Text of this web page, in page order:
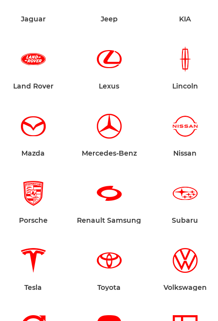
Jaguar Jeep KIA
Land Rover Lexus Lincoln
Mazda Mercedes-Benz Nissan
Porsche Renault Samsung Subaru
Tesla Toyota Volkswagen